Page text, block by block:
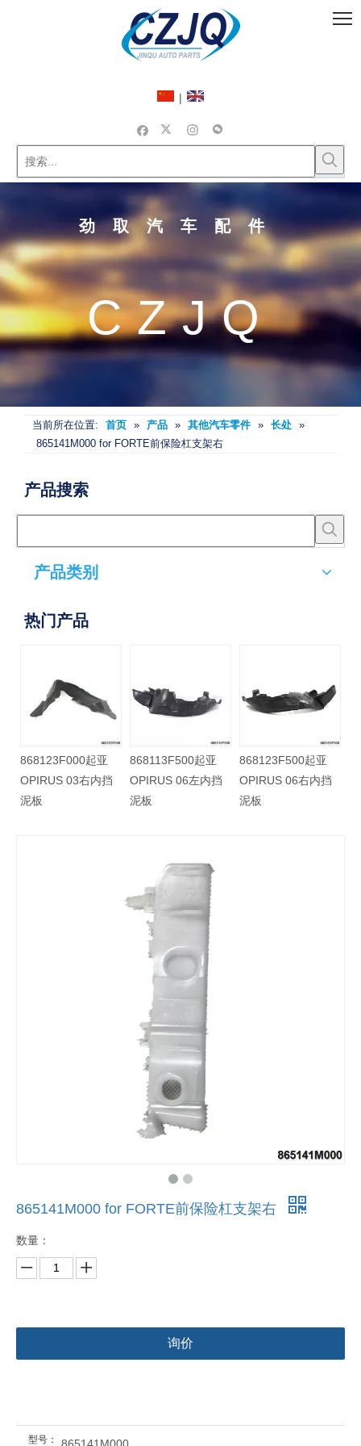
|
劲取汽车配件
CZJQ
当前所在位置: 首页 » 产品 » 其他汽车零件 » 长处 »
865141M000 for FORTE前保险杠支架右
产品搜索
产品类别
热门产品
868123F000起亚
OPIRUS 03右内挡
泥板
868113F500起亚
OPIRUS 06左内挡
泥板
868123F500起亚
OPIRUS 06右内挡
泥板
865141M000 for FORTE前保险杠支架右
数量：
询价
型号： 865141M000